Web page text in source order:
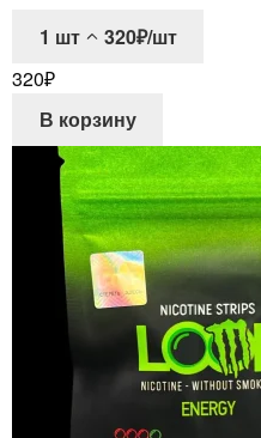
1 шт
320₽/шт
320₽
В корзину